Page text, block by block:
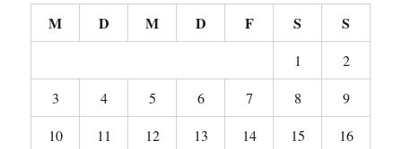
M D M D F S S
1
2
3
4 5 6 7 8
9
10
11 12 13 14 15
16